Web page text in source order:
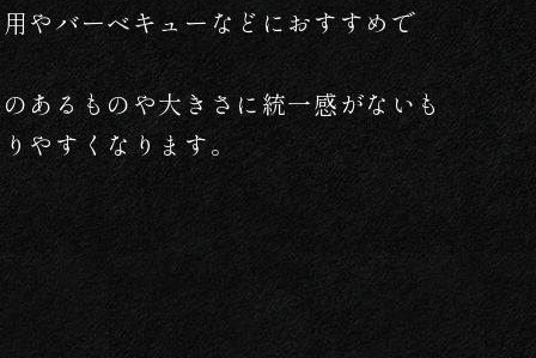
やバーベキューなどにおすすめで
あるものや大きさに統一感がないも
やすくなります。